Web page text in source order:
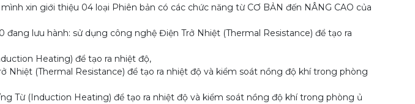
xin giới thiệu 04 loại Phiên bản có các chức năng từ CƠ BẢN đến NÂNG CAO của
lưu hành: sử dụng công nghệ Điện Trở Nhiệt (Thermal Resistance) để tạo ra
Heating) để tạo ra nhiệt độ,
(Thermal Resistance) để tạo ra nhiệt độ và kiểm soát nồng độ khí trong phòng
Từ (Induction Heating) để tạo ra nhiệt độ và kiểm soát nồng độ khí trong phòng ủ